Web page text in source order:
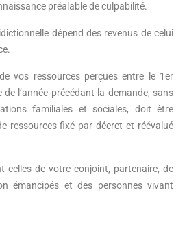
préalable de culpabilité.
dépend des revenus de celui
vos ressources perçues entre le 1er
l’année précédant la demande, sans
familiales et sociales, doit être
ressources fixé par décret et réévalué
celles de votre conjoint, partenaire, de
émancipés et des personnes vivant